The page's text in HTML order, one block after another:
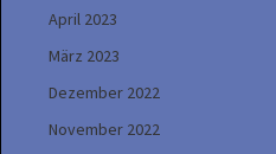
April 2023
März 2023
Dezember 2022
November 2022